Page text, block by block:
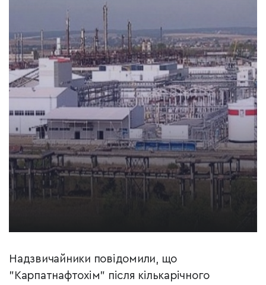
Надзвичайники повідомили, що
"Карпатнафтохім" після кількарічного